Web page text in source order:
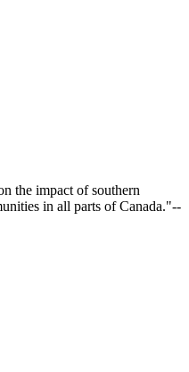
the impact of southern
in all parts of Canada."--